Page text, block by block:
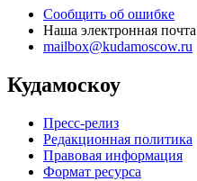
Сообщить об ошибке
Наша электронная почта
mailbox@kudamoscow.ru
Кудамоскоу
Пресс-релиз
Редакционная политика
Правовая информация
Формат ресурса